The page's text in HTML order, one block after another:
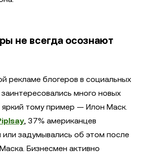
не всегда осознают
рекламе блогеров в социальных
много новых
тому пример — Илон Маск.
, 37% американцев
задумывались об этом после
Бизнесмен активно